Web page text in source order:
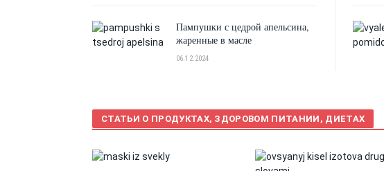
Пампушки с цедрой апельсина,
жаренные в масле
06.12.2024
СТАТЬИ О ПРОДУКТАХ, ЗДОРОВОМ ПИТАНИИ, ДИЕТАХ